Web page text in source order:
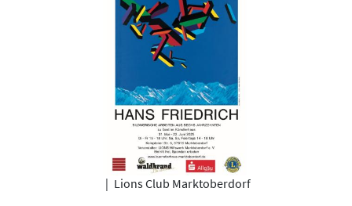
| Lions Club Marktoberdorf